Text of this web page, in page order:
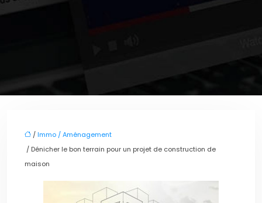
/Immo / Aménagement
/ Dénicher le bon terrain pour un projet de construction de
maison